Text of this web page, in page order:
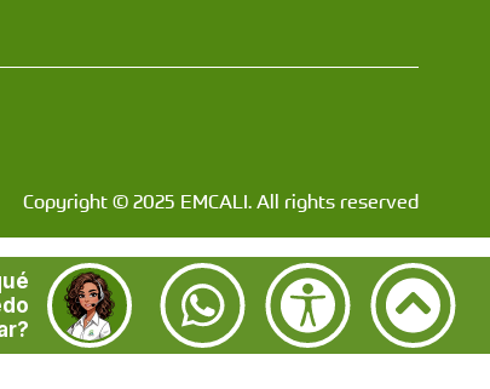
Copyright © 2025 EMCALI. All rights reserved